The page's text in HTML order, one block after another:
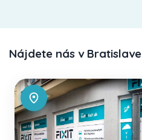
Nájdete nás v Bratislave